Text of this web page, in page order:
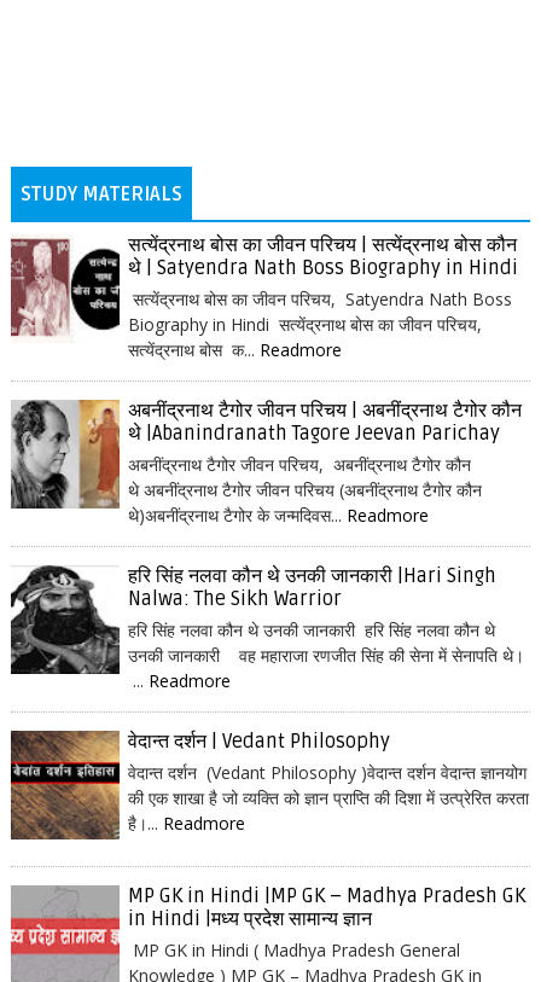
STUDY MATERIALS
सत्येंद्रनाथ बोस का जीवन परिचय | सत्येंद्रनाथ बोस कौन
थे | Satyendra Nath Boss Biography in Hindi
सत्येंद्रनाथ बोस का जीवन परिचय, Satyendra Nath Boss
Biography in Hindi सत्येंद्रनाथ बोस का जीवन परिचय,
सत्येंद्रनाथ बोस क... Readmore
अबनींद्रनाथ टैगोर जीवन परिचय | अबनींद्रनाथ टैगोर कौन
थे |Abanindranath Tagore Jeevan Parichay
अबनींद्रनाथ टैगोर जीवन परिचय, अबनींद्रनाथ टैगोर कौन
थे अबनींद्रनाथ टैगोर जीवन परिचय (अबनींद्रनाथ टैगोर कौन
थे)अबनींद्रनाथ टैगोर के जन्मदिवस... Readmore
हरि सिंह नलवा कौन थे उनकी जानकारी |Hari Singh
Nalwa: The Sikh Warrior
हरि सिंह नलवा कौन थे उनकी जानकारी हरि सिंह नलवा कौन थे
उनकी जानकारी वह महाराजा रणजीत सिंह की सेना में सेनापति थे।
... Readmore
वेदान्त दर्शन | Vedant Philosophy
वेदान्त दर्शन (Vedant Philosophy )वेदान्त दर्शन वेदान्त ज्ञानयोग
की एक शाखा है जो व्यक्ति को ज्ञान प्राप्ति की दिशा में उत्प्रेरित करता
है।... Readmore
MP GK in Hindi |MP GK – Madhya Pradesh GK
in Hindi |मध्य प्रदेश सामान्य ज्ञान
MP GK in Hindi ( Madhya Pradesh General
Knowledge ) MP GK – Madhya Pradesh GK in